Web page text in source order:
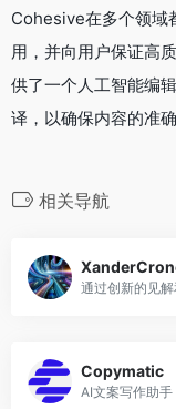
Cohesive在多个领域
用，并向用户保证高
供了一个人工智能编
译，以确保内容的准
相关导航
Copymatic
AI文案写作助手